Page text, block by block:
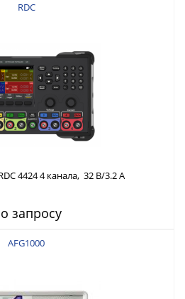
RDC
4424 4 канала, 32 В/3.2 А
запросу
AFG1000